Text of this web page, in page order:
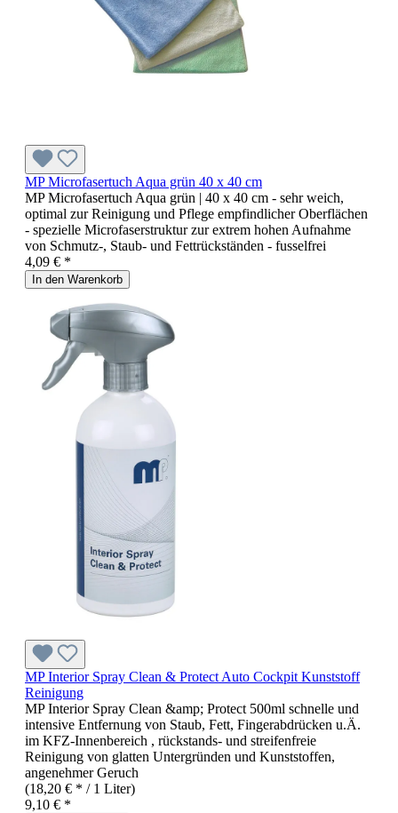
MP Microfasertuch Aqua grün 40 x 40 cm
MP Microfasertuch Aqua grün | 40 x 40 cm - sehr weich,
optimal zur Reinigung und Pflege empfindlicher Oberflächen
- spezielle Microfaserstruktur zur extrem hohen Aufnahme
von Schmutz-, Staub- und Fettrückständen - fusselfrei
4,09 € *
In den Warenkorb
MP Interior Spray Clean & Protect Auto Cockpit Kunststoff
Reinigung
MP Interior Spray Clean &amp; Protect 500ml schnelle und
intensive Entfernung von Staub, Fett, Fingerabdrücken u.Ä.
im KFZ-Innenbereich , rückstands- und streifenfreie
Reinigung von glatten Untergründen und Kunststoffen,
angenehmer Geruch
(18,20 € * / 1 Liter)
9,10 € *